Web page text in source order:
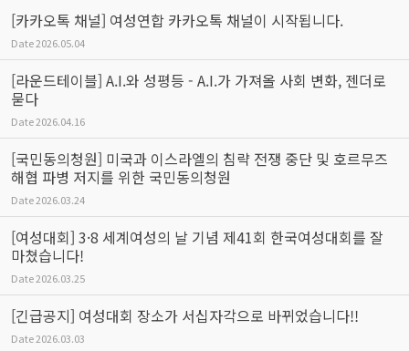
[카카오톡 채널] 여성연합 카카오톡 채널이 시작됩니다.
Date2026.05.04
[라운드테이블] A.I.와 성평등 - A.I.가 가져올 사회 변화, 젠더로
묻다
Date2026.04.16
[국민동의청원] 미국과 이스라엘의 침략 전쟁 중단 및 호르무즈
해협 파병 저지를 위한 국민동의청원
Date2026.03.24
[여성대회] 3·8 세계여성의 날 기념 제41회 한국여성대회를 잘
마쳤습니다!
Date2026.03.25
[긴급공지] 여성대회 장소가 서십자각으로 바뀌었습니다!!
Date2026.03.03